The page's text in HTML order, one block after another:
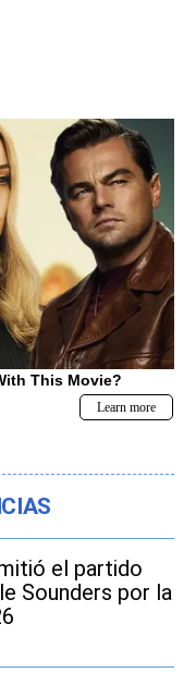
el partido
Sounders por la